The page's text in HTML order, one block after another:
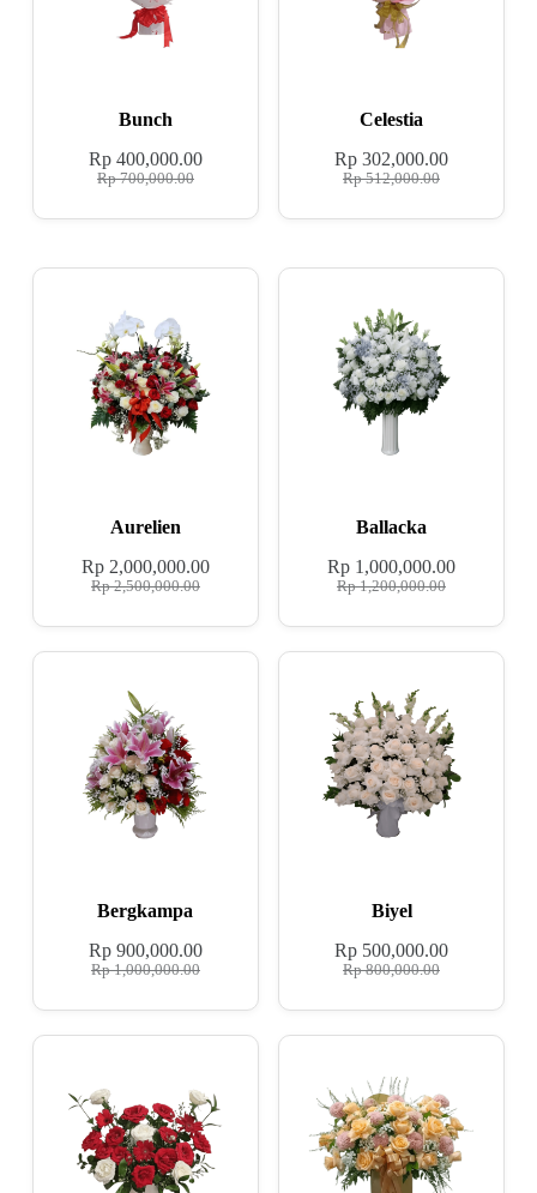
Bunch
Rp700,000.00
Rp400,000.00
Celestia
Rp512,000.00
Rp 302,000.00
Aurelien
Rp2,500,000.00
Rp2,000,000.00
Ballacka
Rp1,200,000.00
Rp 1,000,000.00
Bergkampa
Rp1,000,000.00
Rp900,000.00
Biyel
Rp800,000.00
Rp 500,000.00